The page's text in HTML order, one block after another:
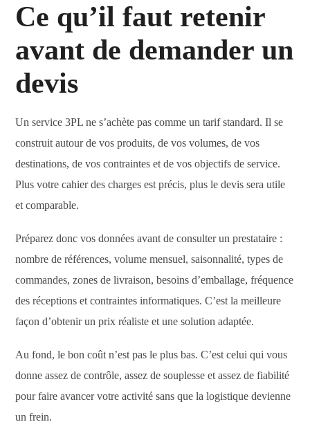
Ce qu’il faut retenir
avant de demander un
devis
Un service 3PL ne s’achète pas comme un tarif standard. Il se
construit autour de vos produits, de vos volumes, de vos
destinations, de vos contraintes et de vos objectifs de service.
Plus votre cahier des charges est précis, plus le devis sera utile
et comparable.
Préparez donc vos données avant de consulter un prestataire :
nombre de références, volume mensuel, saisonnalité, types de
commandes, zones de livraison, besoins d’emballage, fréquence
des réceptions et contraintes informatiques. C’est la meilleure
façon d’obtenir un prix réaliste et une solution adaptée.
Au fond, le bon coût n’est pas le plus bas. C’est celui qui vous
donne assez de contrôle, assez de souplesse et assez de fiabilité
pour faire avancer votre activité sans que la logistique devienne
un frein.